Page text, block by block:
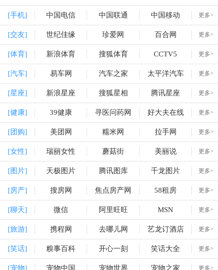
[手机] 中国电信 中国联通 中国移动 更多>
[交友] 世纪佳缘 珍爱网 百合网 更多>
[体育] 新浪体育 搜狐体育 CCTV5 更多>
[汽车] 易车网 汽车之家 太平洋汽车 更多>
[星座] 新浪星座 搜狐星相 腾讯星座 更多>
[健康] 39健康 寻医问药网 好大夫在线 更多>
[团购] 美团网 糯米网 拉手网 更多>
[女性] 瑞丽女性 蘑菇街 美丽说 更多>
[图片] 天极图片 腾讯图库 千龙图片 更多>
[房产] 搜房网 焦点房产网 58租房 更多>
[聊天] 微信 阿里旺旺 MSN 更多>
[旅游] 携程网 去哪儿网 艺龙订酒店 更多>
[笑话] 糗事百科 开心一刻 笑话大全 更多>
[宠物] 宠物中国 宠物世界 宠物之家 更多>